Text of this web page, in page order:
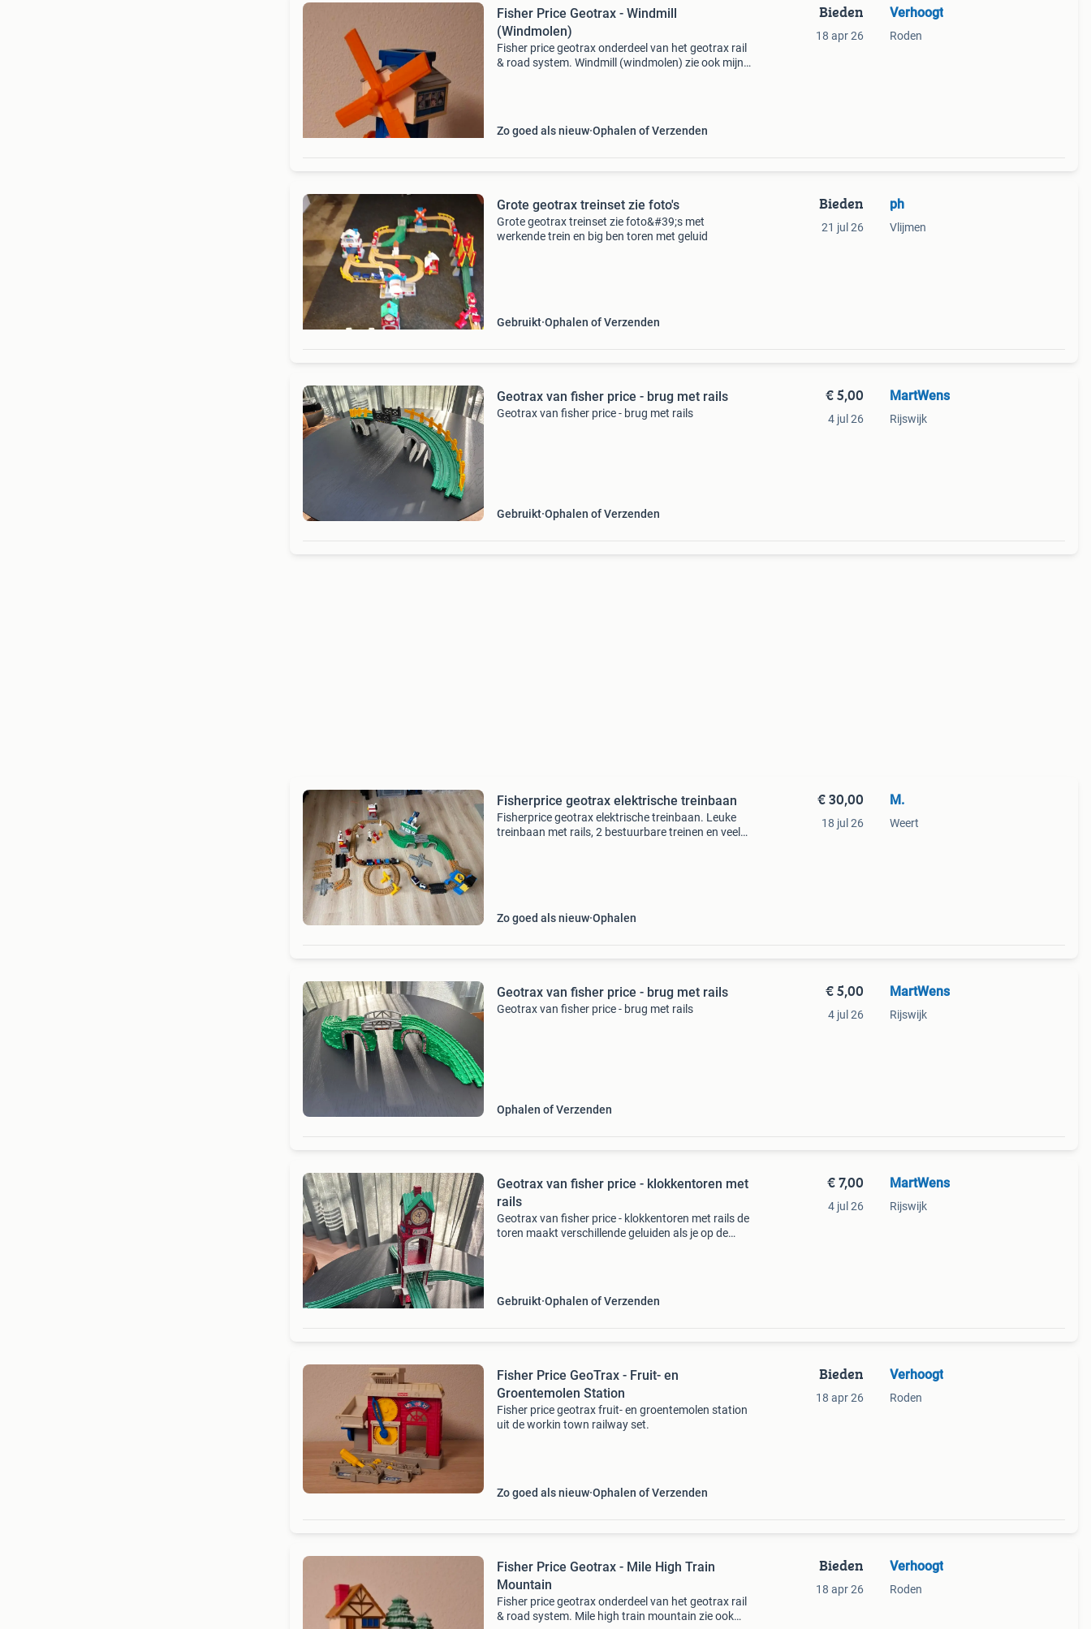
Fisher Price Geotrax - Windmill
(Windmolen)
Fisher price geotrax onderdeel van het geotrax rail
& road system. Windmill (windmolen) zie ook mijn
Zo goed als nieuw Ophalen of Verzenden
Bieden
18 apr 26
Verhoogt
Roden
Grote geotrax treinset zie foto's
Grote geotrax treinset zie foto&#39;s met
werkende trein en big ben toren met geluid
Gebruikt Ophalen of Verzenden
Bieden
21 jul 26
ph
Vlijmen
Geotrax van fisher price - brug met rails
Geotrax van fisher price - brug met rails
Gebruikt Ophalen of Verzenden
€ 5,00
4 jul 26
MartWens
Rijswijk
Fisherprice geotrax elektrische treinbaan
Fisherprice geotrax elektrische treinbaan. Leuke
treinbaan met rails, 2 bestuurbare treinen en veel
Zo goed als nieuw Ophalen
€ 30,00
18 jul 26
M.
Weert
Geotrax van fisher price - brug met rails
Geotrax van fisher price - brug met rails
Ophalen of Verzenden
€ 5,00
4 jul 26
MartWens
Rijswijk
Geotrax van fisher price - klokkentoren met
rails
Geotrax van fisher price - klokkentoren met rails de
toren maakt verschillende geluiden als je op de
Gebruikt Ophalen of Verzenden
€ 7,00
4 jul 26
MartWens
Rijswijk
Fisher Price GeoTrax - Fruit- en
Groentemolen Station
Fisher price geotrax fruit- en groentemolen station
uit de workin town railway set.
Zo goed als nieuw Ophalen of Verzenden
Bieden
18 apr 26
Verhoogt
Roden
Fisher Price Geotrax - Mile High Train
Mountain
Fisher price geotrax onderdeel van het geotrax rail
& road system. Mile high train mountain zie ook
Bieden
18 apr 26
Verhoogt
Roden